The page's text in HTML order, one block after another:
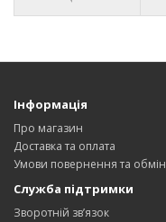
Інформація
Про магазин
Доставка та оплата
Умови повернення та
Служба підтримки
Зворотній зв’язок